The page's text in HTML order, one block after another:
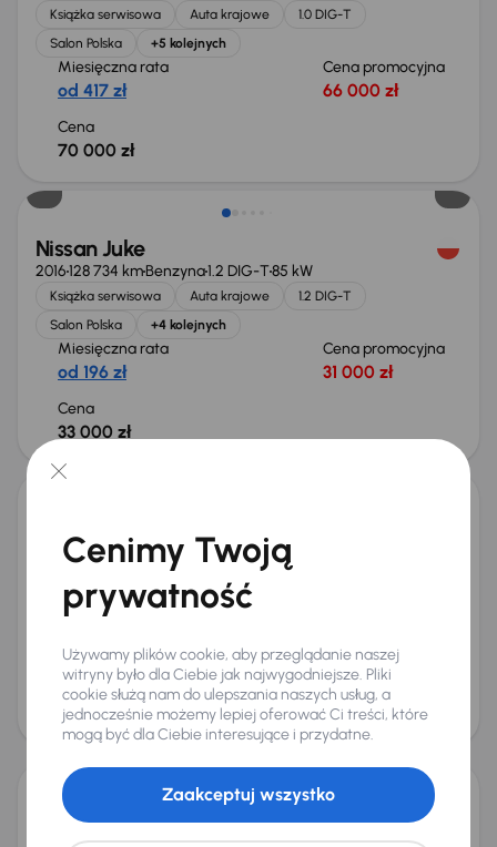
Książka serwisowa Auta krajowe
1.0 DIG-T
Salon Polska
+5 kolejnych
Miesięczna rata
od 417 zł
Cena promocyjna
66 000 zł
Cena
70 000 zł
Nissan Juke
2016128 734 kmBenzyna1.2 DIG-T85 kW
Książka serwisowa Auta krajowe
1.2 DIG-T
Salon Polska
+4 kolejnych
Miesięczna rata
od 196 zł
Cena promocyjna
31 000 zł
Cena
33 000 zł
Nissan Juke
201491 246 km Benzyna 1.2 DIG-T 85 kW
Salon Polska
+5 kolejnych
od 202 zł 32 000 zł
Cena
34 000 zł
Taniej o 500 zł
Nissan Juke
88 515 kmBenzyna1.2 DIG-T85 kW
Cenimy Twoją
prywatność
Używamy plików cookie, aby przeglądanie naszej
witryny było dla Ciebie jak najwygodniejsze. Pliki
cookie służą nam do ulepszania naszych usług, a
jednocześnie możemy lepiej oferować Ci treści, które
mogą być dla Ciebie interesujące i przydatne.
Zaakceptuj wszystko